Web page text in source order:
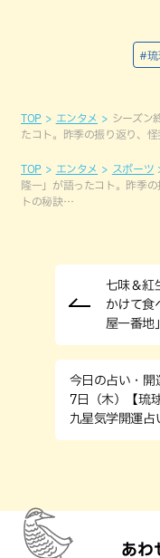
#琉
TOP エンタメ
シーズン
たコト。昨季の振り返り、
TOP エンタメ スポーツ
隆一」が語ったコト。昨季
トの秘訣…
七味＆紅
かけて食
屋一番地
今日の占い・開
7日（木）【琉
九星気学開運占
あわ